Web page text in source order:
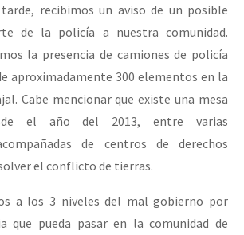
recibimos un aviso de un posible
de la policía a nuestra comunidad.
la presencia de camiones de policía
aproximadamente 300 elementos en la
Cabe mencionar que existe una mesa
el año del 2013, entre varias
de centros de derechos
el conflicto de tierras.
a los 3 niveles del mal gobierno por
que pueda pasar en la comunidad de